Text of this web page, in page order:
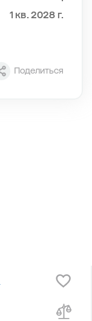
1 кв. 2028 г.
1
Поделиться